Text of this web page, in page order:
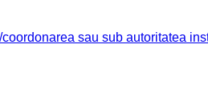
sau sub autoritatea